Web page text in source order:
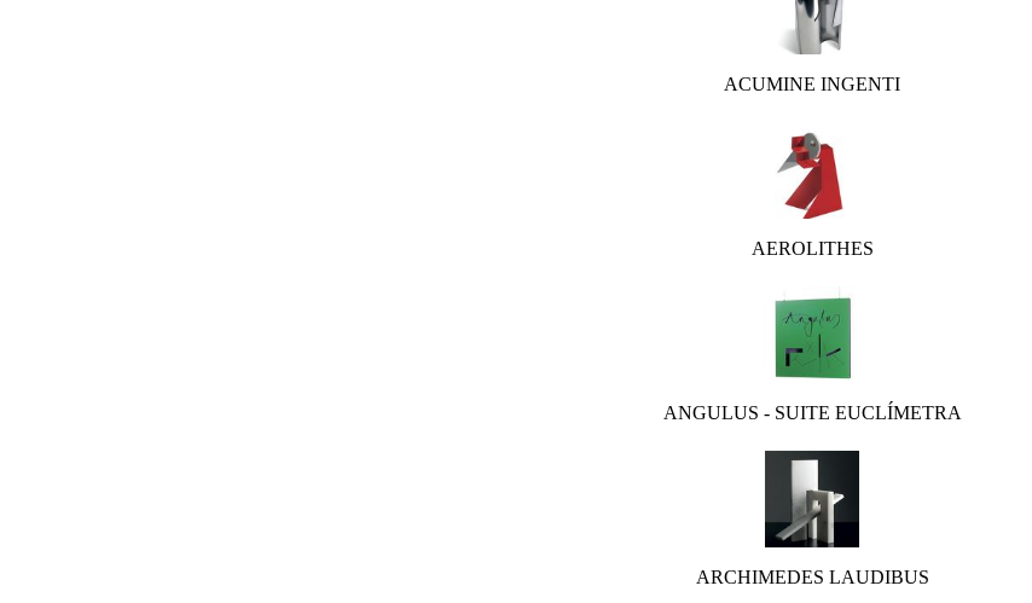
ACUMINE INGENTI
AEROLITHES
ANGULUS - SUITE EUCLÍMETRA
ARCHIMEDES LAUDIBUS